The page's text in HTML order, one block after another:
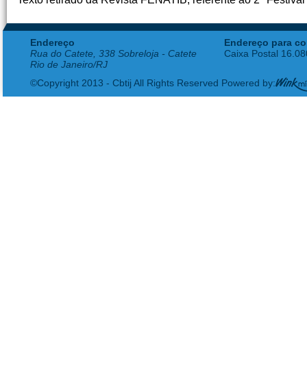
Endereço
Rua do Catete, 338 Sobreloja - Catete
Rio de Janeiro/RJ
Endereço para
Caixa Postal
©Copyright 2013 - Cbtij All Rights Reserved Powered by: